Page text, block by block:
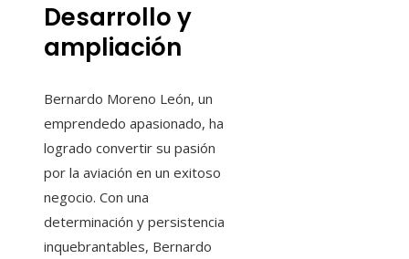
Desarrollo y
ampliación
Bernardo Moreno León, un
emprendedo apasionado, ha
logrado convertir su pasión
por la aviación en un exitoso
negocio. Con una
determinación y persistencia
inquebrantables, Bernardo